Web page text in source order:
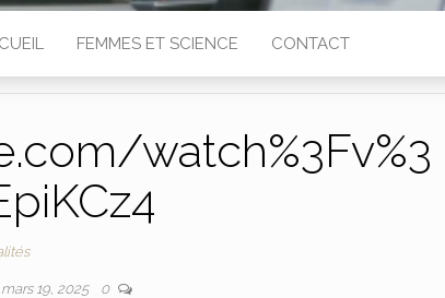
FEMMES ET SCIENCE CONTACT
watch%3Fv%3
mars 19, 2025 0